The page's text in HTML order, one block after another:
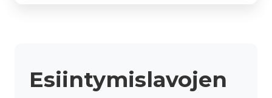
Esiintymislavojen